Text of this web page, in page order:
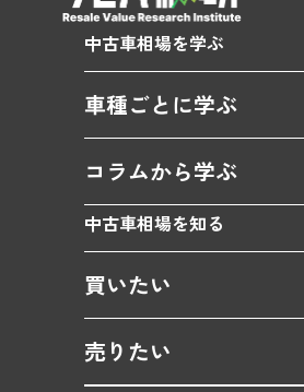
中古車相場を学ぶ
車種ごとに学ぶ
コラムから学ぶ
中古車相場を知る
買いたい
売りたい